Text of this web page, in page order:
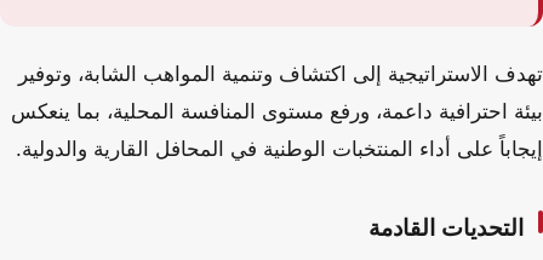
تهدف الاستراتيجية إلى اكتشاف وتنمية المواهب الشابة، وتوفير
بيئة احترافية داعمة، ورفع مستوى المنافسة المحلية، بما ينعكس
إيجاباً على أداء المنتخبات الوطنية في المحافل القارية والدولية.
التحديات القادمة